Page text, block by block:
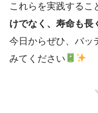
これらを実践するこ
けでなく、寿命も長
今日からぜひ、バッ
みてください